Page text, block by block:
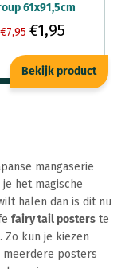
61x91,5cm
€7,95 €1,95
Bekijk product
mangaserie
het magische
halen dan is dit nu
fairy tail posters te
kun je kiezen
posters